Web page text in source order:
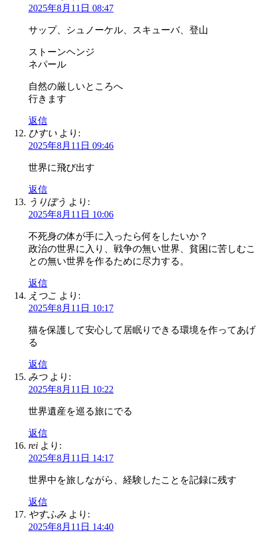
2025年8月11日 08:47
サップ、シュノーケル、スキューバ、登山
ストーンヘンジ
ネパール
自然の厳しいところへ
行きます
返信
ひすい より:
2025年8月11日 09:46
世界に飛び出す
返信
うりぼう より:
2025年8月11日 10:06
不死身の体が手に入ったら何をしたいか？
政治の世界に入り、戦争の無い世界、貧困に苦しむこ
との無い世界を作るために尽力する。
返信
えつこ より:
2025年8月11日 10:17
猫を保護して安心して居眠りできる環境を作ってあげ
る
返信
みつ より:
2025年8月11日 10:22
世界遺産を巡る旅にでる
返信
rei より:
2025年8月11日 14:17
世界中を旅しながら、経験したことを記録に残す
返信
やすふみ より:
2025年8月11日 14:40